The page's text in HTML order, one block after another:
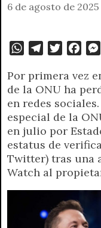
6 de agosto de 2025
W
a
t
s
A
p
p
l
e
g
r
a
m
i
t
t
e
r
c
e
b
o
o
k
Por primera vez
de la ONU ha
en redes
especial de la
en julio por
estatus de
Twitter) tras una
Watch al